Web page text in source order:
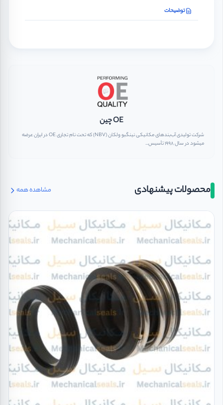
توضیحات
OE چین
شرکت تولیدی آب‌بندهای مکانیکی نینگبو ولکان (NBV) که تحت نام تجاری OE در ایران عرضه
میشود در سال ۱۹۹۸ تأسیس...
محصولات پیشنهادی مشاهده همه